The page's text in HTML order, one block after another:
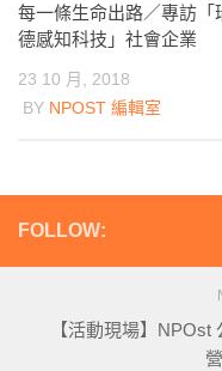
每一條生命出路／專訪「
德感知科技」社會企業
23 10 月, 2018
BY NPOST 編輯室
FOLLOW:
【活動現場】